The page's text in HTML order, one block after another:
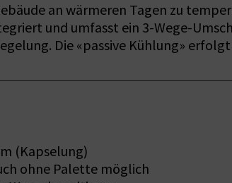
an wärmeren Tagen zu
und umfasst ein 3-Wege-
Die «passive Kühlung»
(Kapselung)
ohne Palette möglich